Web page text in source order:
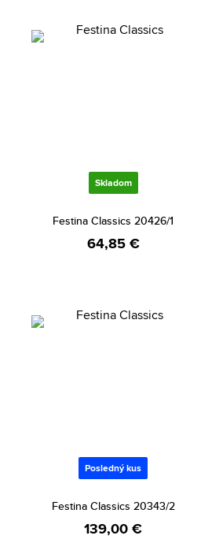
Skladom
Festina Classics 20426/1
64,85 €
Posledný kus
Festina Classics 20343/2
139,00 €